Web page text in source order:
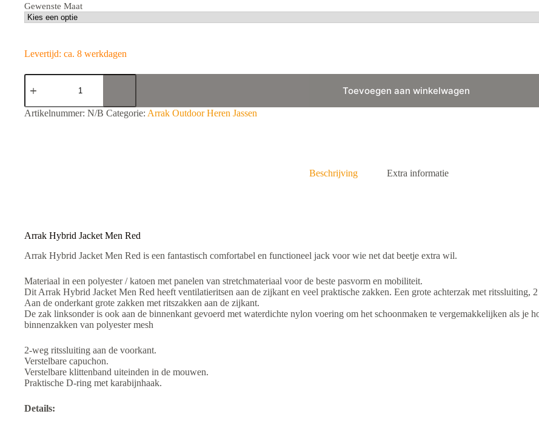
Gewenste Maat
Levertijd: ca. 8 werkdagen
Arrak
Hybrid
Men
Red
Toevoegen aan winkelwagen
A
:
Artikelnummer: N/B Categorie: Arrak Outdoor Heren Jassen
Beschrijving Extra informatie
Arrak Hybrid Jacket Men Red
Arrak Hybrid Jacket Men Red is een fantastisch comfortabel en functioneel jack voor wie net dat beetje extra wil.
Materiaal in een polyester / katoen met panelen van stretchmateriaal voor de beste pasvorm en mobiliteit.
Dit Arrak Hybrid Jacket Men Red heeft ventilatieritsen aan de zijkant en veel praktische zakken. Een grote achterzak met ritssluiting,
Aan de onderkant grote zakken met ritszakken aan de zijkant.
De zak linksonder is ook aan de binnenkant gevoerd met waterdichte nylon voering om het schoonmaken te vergemakkelijken als je
binnenzakken van polyester mesh
2-weg ritssluiting aan de voorkant.
Verstelbare capuchon.
Verstelbare klittenband uiteinden in de mouwen.
Praktische D-ring met karabijnhaak.
Details: